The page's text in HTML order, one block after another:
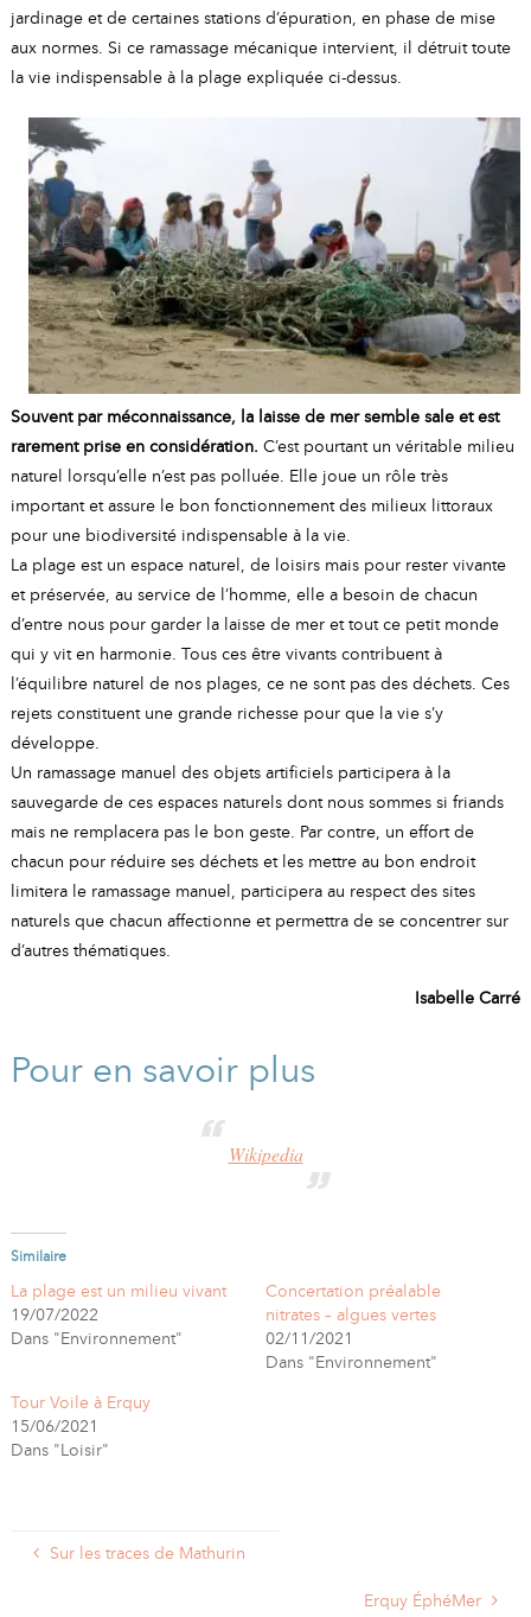
jardinage et de certaines stations d’épuration, en phase de mise
aux normes. Si ce ramassage mécanique intervient, il détruit toute
la vie indispensable à la plage expliquée ci-dessus.
Souvent par méconnaissance, la laisse de mer semble sale et est
rarement prise en considération. C’est pourtant un véritable milieu
naturel lorsqu’elle n’est pas polluée. Elle joue un rôle très
important et assure le bon fonctionnement des milieux littoraux
pour une biodiversité indispensable à la vie.
La plage est un espace naturel, de loisirs mais pour rester vivante
et préservée, au service de l’homme, elle a besoin de chacun
d’entre nous pour garder la laisse de mer et tout ce petit monde
qui y vit en harmonie. Tous ces être vivants contribuent à
l’équilibre naturel de nos plages, ce ne sont pas des déchets. Ces
rejets constituent une grande richesse pour que la vie s’y
développe.
Un ramassage manuel des objets artificiels participera à la
sauvegarde de ces espaces naturels dont nous sommes si friands
mais ne remplacera pas le bon geste. Par contre, un effort de
chacun pour réduire ses déchets et les mettre au bon endroit
limitera le ramassage manuel, participera au respect des sites
naturels que chacun affectionne et permettra de se concentrer sur
d’autres thématiques.
Isabelle Carré
Pour en savoir plus
Wikipedia
Similaire
La plage est un milieu vivant
19/07/2022
Dans "Environnement"
Concertation préalable
nitrates – algues vertes
02/11/2021
Dans "Environnement"
Tour Voile à Erquy
15/06/2021
Dans "Loisir"
Sur les traces de Mathurin
Erquy ÉphéMer